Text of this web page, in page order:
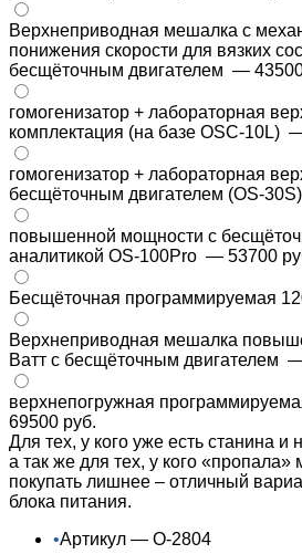
Верхнеприводная мешалка с
понижения скорости для вязких
бесщёточным двигателем —
гомогенизатор + лабораторная
комплектация (на базе OSC-10L) —
гомогенизатор + лабораторная
бесщёточным двигателем (OS-30S)
повышенной мощности с
аналитикой OS-100Pro — 53700
Бесщёточная программируемая
Верхнеприводная мешалка
Ватт с бесщёточным двигателем —
верхнепогружная
69500 руб.
Для тех, у кого уже есть станина и
а так же для тех, у кого «пропала»
покупать лишнее – отличный
блока питания.
•Артикул — О-2804